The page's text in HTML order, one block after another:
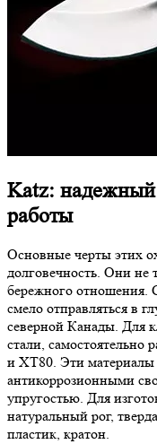
Katz:
работы
Основные черты этих
долговечность. Они не
бережного
смело отправляться в
северной Канады. Для
стали, самостоятельно
и ХТ80. Эти
антикоррозионными
упругостью. Для
натуральный рог,
пластик, кратон.